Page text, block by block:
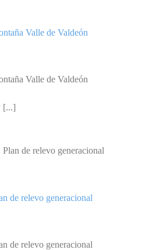
Valle de Valdeón
Valle de Valdeón
[...]
de relevo generacional
de relevo generacional